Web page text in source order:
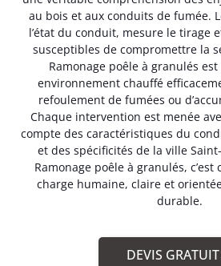
au bois et aux conduits de fumée.
l’état du conduit, mesure le tirage
susceptibles de compromettre la
Ramonage poêle à granulés
environnement chauffé
refoulement de fumées ou
Chaque intervention est menée
compte des caractéristiques du
et des spécificités de la ville
Ramonage poêle à granulés,
charge humaine, claire et
durable.
DEVIS GRATUIT